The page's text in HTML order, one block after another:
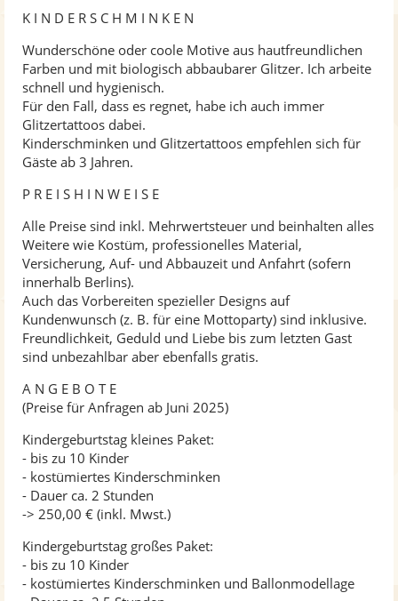
K I N D E R S C H M I N K E N
Wunderschöne oder coole Motive aus hautfreundlichen
Farben und mit biologisch abbaubarer Glitzer. Ich arbeite
schnell und hygienisch.
Für den Fall, dass es regnet, habe ich auch immer
Glitzertattoos dabei.
Kinderschminken und Glitzertattoos empfehlen sich für
Gäste ab 3 Jahren.
P R E I S H I N W E I S E
Alle Preise sind inkl. Mehrwertsteuer und beinhalten alles
Weitere wie Kostüm, professionelles Material,
Versicherung, Auf- und Abbauzeit und Anfahrt (sofern
innerhalb Berlins).
Auch das Vorbereiten spezieller Designs auf
Kundenwunsch (z. B. für eine Mottoparty) sind inklusive.
Freundlichkeit, Geduld und Liebe bis zum letzten Gast
sind unbezahlbar aber ebenfalls gratis.
A N G E B O T E
(Preise für Anfragen ab Juni 2025)
Kindergeburtstag kleines Paket:
- bis zu 10 Kinder
- kostümiertes Kinderschminken
- Dauer ca. 2 Stunden
-> 250,00 € (inkl. Mwst.)
Kindergeburtstag großes Paket:
- bis zu 10 Kinder
- kostümiertes Kinderschminken und Ballonmodellage